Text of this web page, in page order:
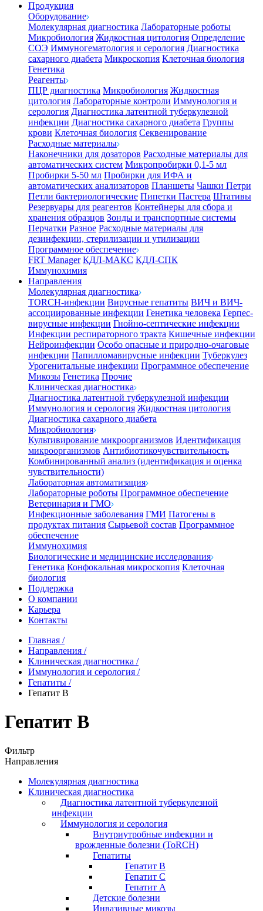
Продукция
Оборудование
Молекулярная диагностика Лабораторные роботы
Микробиология Жидкостная цитология Определение
СОЭ Иммуногематология и серология Диагностика
сахарного диабета Микроскопия Клеточная биология
Генетика
Реагенты
ПЦР диагностика Микробиология Жидкостная
цитология Лабораторные контроли Иммунология и
серология Диагностика латентной туберкулезной
инфекции Диагностика сахарного диабета Группы
крови Клеточная биология Секвенирование
Расходные материалы
Наконечники для дозаторов Расходные материалы для
автоматических систем Микропробирки 0,1-5 мл
Пробирки 5-50 мл Пробирки для ИФА и
автоматических анализаторов Планшеты Чашки Петри
Петли бактериологические Пипетки Пастера Штативы
Резервуары для реагентов Контейнеры для сбора и
хранения образцов Зонды и транспортные системы
Перчатки Разное Расходные материалы для
дезинфекции, стерилизации и утилизации
Программное обеспечение
FRT Manager КДЛ-МАКС КДЛ-СПК
Иммунохимия
Направления
Молекулярная диагностика
TORCH-инфекции Вирусные гепатиты ВИЧ и ВИЧ-
ассоциированные инфекции Генетика человека Герпес-
вирусные инфекции Гнойно-септические инфекции
Инфекции респираторного тракта Кишечные инфекции
Нейроинфекции Особо опасные и природно-очаговые
инфекции Папилломавирусные инфекции Туберкулез
Урогенитальные инфекции Программное обеспечение
Микозы Генетика Прочие
Клиническая диагностика
Диагностика латентной туберкулезной инфекции
Иммунология и серология Жидкостная цитология
Диагностика сахарного диабета
Микробиология
Культивирование микроорганизмов Идентификация
микроорганизмов Антибиотикочувствительность
Комбинированный анализ (идентификация и оценка
чувствительности)
Лабораторная автоматизация
Лабораторные роботы Программное обеспечение
Ветеринария и ГМО
Инфекционные заболевания ГМИ Патогены в
продуктах питания Сырьевой состав Программное
обеспечение
Иммунохимия
Биологические и медицинские исследования
Генетика Конфокальная микроскопия Клеточная
биология
Поддержка
О компании
Карьера
Контакты
Главная /
Направления /
Клиническая диагностика /
Иммунология и серология /
Гепатиты /
Гепатит B
Гепатит B
Фильтр
Направления
Молекулярная диагностика
Клиническая диагностика
Диагностика латентной туберкулезной
инфекции
Иммунология и серология
Внутриутробные инфекции и
врожденные болезни (ToRCH)
Гепатиты
Гепатит B
Гепатит C
Гепатит А
Детские болезни
Инвазивные микозы